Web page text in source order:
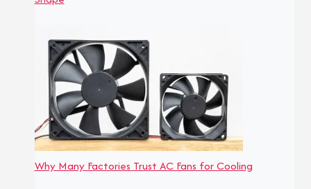
Why Many Factories Trust AC Fans for Cooling